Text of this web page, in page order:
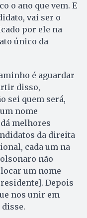
o ano que vem. E
vai ser o
por ele na
único da
é aguardar
disso,
sei quem será,
nome
melhores
da direita
cada um na
não
um nome
Depois
nos unir em